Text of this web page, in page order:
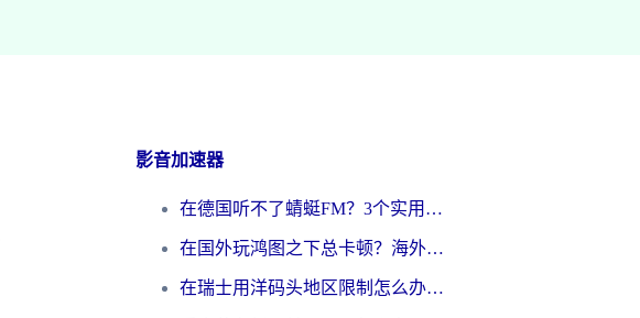
影音加速器
在德国听不了蜻蜓FM？3个实用技巧帮你解锁国内影音自由
在国外玩鸿图之下总卡顿？海外党追剧听歌的3个实用解决方案
在瑞士用洋码头地区限制怎么办？海外华人必看的回国加速全攻略